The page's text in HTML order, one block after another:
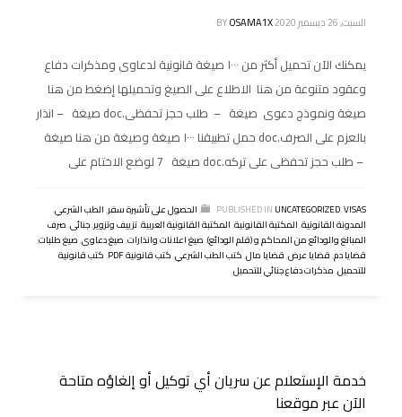
السبت, 26 ديسمبر 2020 BYOSAMA1X
يمكنك الآن تحميل أكثر من ١٠٠٠ صيغة قانونية لدعاوى ومذكرات دفاع
وعقود متنوعة من هنا الاطلاع على الصيغ وتحميلها إضغط من هنا
صيغة ونموذج دعوى صيغة – طلب حجز تحفظى.doc صيغة – انذار
بالعزم على الصرف.doc حمل تطبيقنا ١٠٠٠ صيغة وصيغة من هنا صيغة
– طلب حجز تحفظى على تركه.doc صيغة 7 لوضع الاختام على
PUBLISHED IN UNCATEGORIZED,VISAS
,الحصول على تأشيرة سفر,الطب الشرعي,
المدونة القانونية,المكتبة القانونية,المكتبة القانونية العربية,تزييف وتزوير,جنائى,صرف
المبالغ والودائع من المحاكم و (قلم الودائع),صيغ اعلانات وانذارات,صيغ دعاوى,صيغ طلبات,
قضايا دم,قضايا عرض,قضايا مال,كتب الطب الشرعي,كتب قانونية PDF ,كتب قانونية
للتحميل,مذكرات دفاع جنائي للتحميل
خدمة الإستعلام عن سريان أي توكيل أو إلغاؤه متاحة
الآن عبر موقعنا